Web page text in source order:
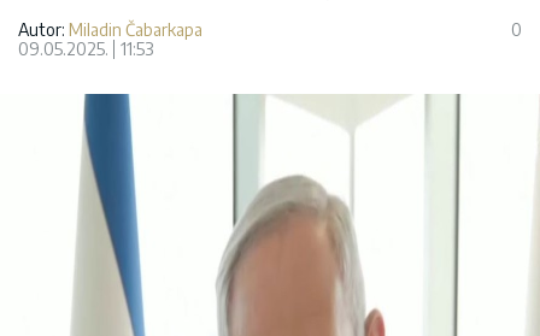
Autor: Miladin Čabarkapa
09.05.2025.
11:53
0